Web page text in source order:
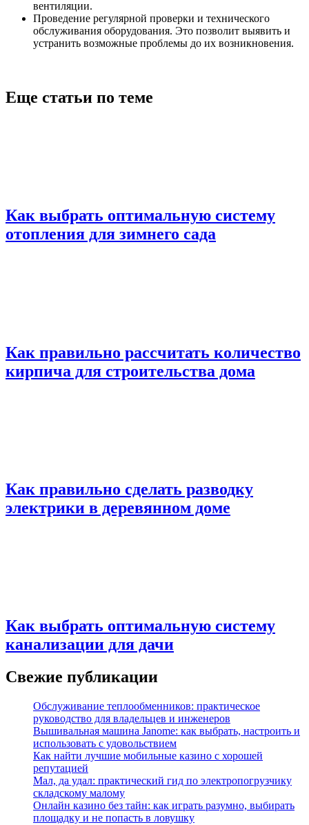
вентиляции.
Проведение регулярной проверки и технического
обслуживания оборудования. Это позволит выявить и
устранить возможные проблемы до их возникновения.
Еще статьи по теме
Как выбрать оптимальную систему
отопления для зимнего сада
Как правильно рассчитать количество
кирпича для строительства дома
Как правильно сделать разводку
электрики в деревянном доме
Как выбрать оптимальную систему
канализации для дачи
Свежие публикации
Обслуживание теплообменников: практическое
руководство для владельцев и инженеров
Вышивальная машина Janome: как выбрать, настроить и
использовать с удовольствием
Как найти лучшие мобильные казино с хорошей
репутацией
Мал, да удал: практический гид по электропогрузчику
складскому малому
Онлайн казино без тайн: как играть разумно, выбирать
площадку и не попасть в ловушку